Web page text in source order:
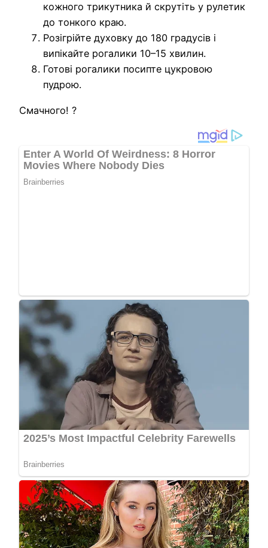
кожного трикутника й скрутіть у рулетик
до тонкого краю.
Розігрійте духовку до 180 градусів і
випікайте рогалики 10–15 хвилин.
Готові рогалики посипте цукровою
пудрою.
Смачного! ?